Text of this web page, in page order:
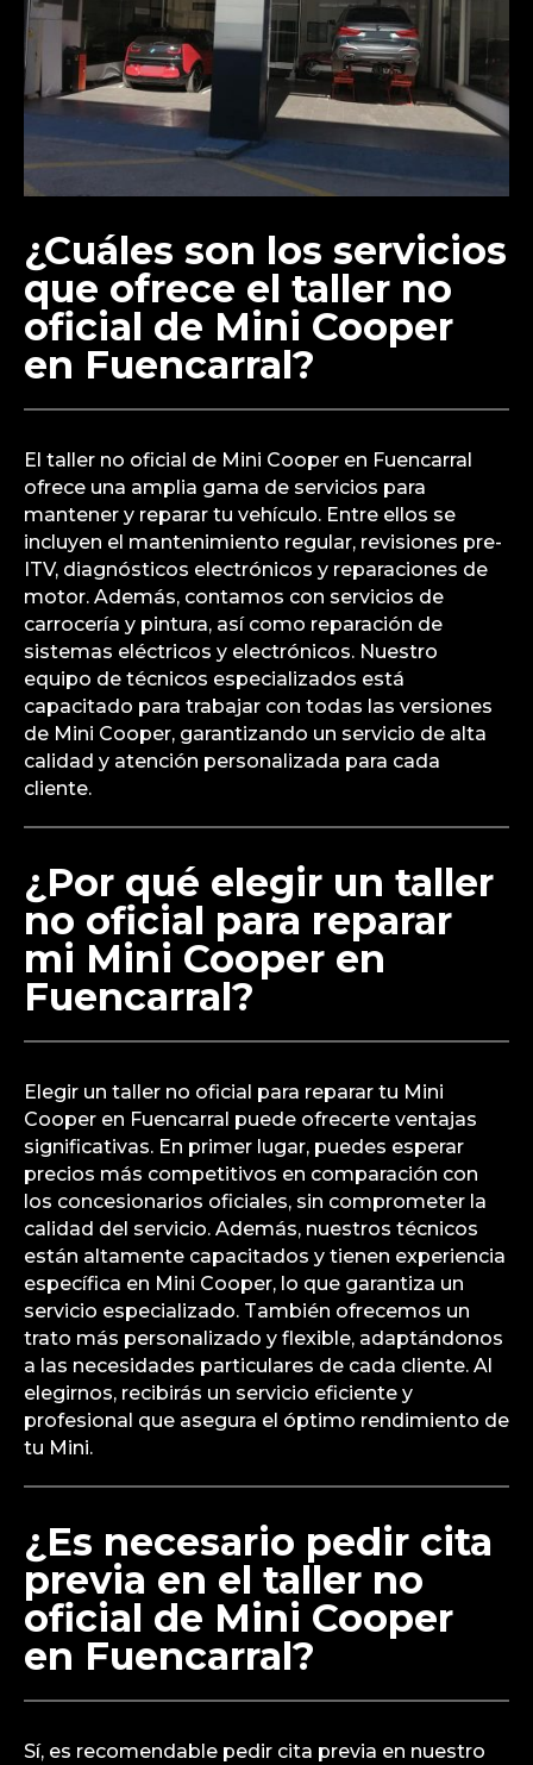
¿Cuáles son los servicios
que ofrece el taller no
oficial de Mini Cooper
en Fuencarral?
El taller no oficial de Mini Cooper en Fuencarral
ofrece una amplia gama de servicios para
mantener y reparar tu vehículo. Entre ellos se
incluyen el mantenimiento regular, revisiones pre-
ITV, diagnósticos electrónicos y reparaciones de
motor. Además, contamos con servicios de
carrocería y pintura, así como reparación de
sistemas eléctricos y electrónicos. Nuestro
equipo de técnicos especializados está
capacitado para trabajar con todas las versiones
de Mini Cooper, garantizando un servicio de alta
calidad y atención personalizada para cada
cliente.
¿Por qué elegir un taller
no oficial para reparar
mi Mini Cooper en
Fuencarral?
Elegir un taller no oficial para reparar tu Mini
Cooper en Fuencarral puede ofrecerte ventajas
significativas. En primer lugar, puedes esperar
precios más competitivos en comparación con
los concesionarios oficiales, sin comprometer la
calidad del servicio. Además, nuestros técnicos
están altamente capacitados y tienen experiencia
específica en Mini Cooper, lo que garantiza un
servicio especializado. También ofrecemos un
trato más personalizado y flexible, adaptándonos
a las necesidades particulares de cada cliente. Al
elegirnos, recibirás un servicio eficiente y
profesional que asegura el óptimo rendimiento de
tu Mini.
¿Es necesario pedir cita
previa en el taller no
oficial de Mini Cooper
en Fuencarral?
Sí, es recomendable pedir cita previa en nuestro